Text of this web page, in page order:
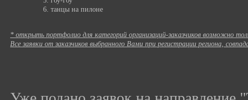
танцы на пилоне
* открыть портфолио для категорий организаций-заказчиков возможно
Все заявки от заказчиков выбранного Вами при регистрации региона,